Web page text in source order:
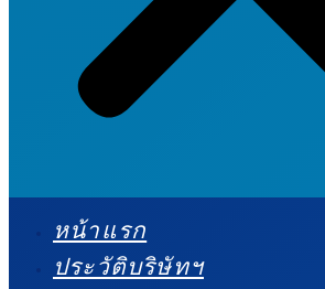
หน้าแรก
ประวัติบริษัทฯ